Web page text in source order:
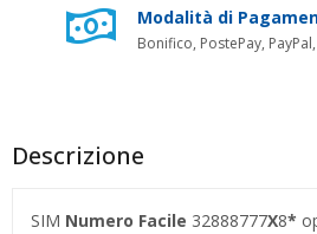
Modalità di
Bonifico, PostePay,
Descrizione
SIM Numero Facile 32888777X8*